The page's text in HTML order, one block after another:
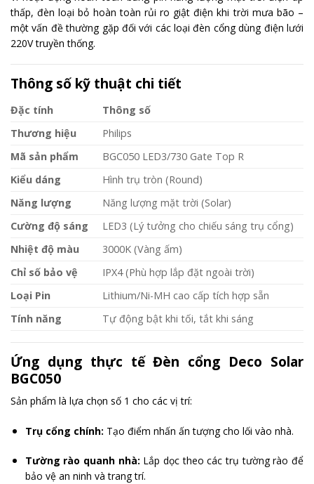
thấp, đèn loại bỏ hoàn toàn rủi ro giật điện khi trời mưa bão –
một vấn đề thường gặp đối với các loại đèn cổng dùng điện lưới
220V truyền thống.
Thông số kỹ thuật chi tiết
Đặc tính
Thông số
Thương hiệu
Philips
Mã sản phẩm
BGC050 LED3/730 Gate Top R
Kiểu dáng
Hình trụ tròn (Round)
Năng lượng
Năng lượng mặt trời (Solar)
Cường độ sáng
LED3 (Lý tưởng cho chiếu sáng trụ cổng)
Nhiệt độ màu
3000K (Vàng ấm)
Chỉ số bảo vệ
IPX4 (Phù hợp lắp đặt ngoài trời)
Loại Pin
Lithium/Ni-MH cao cấp tích hợp sẵn
Tính năng
Tự động bật khi tối, tắt khi sáng
Ứng dụng thực tế Đèn cổng Deco Solar
BGC050
Sản phẩm là lựa chọn số 1 cho các vị trí:
Trụ cổng chính: Tạo điểm nhấn ấn tượng cho lối vào nhà.
Tường rào quanh nhà: Lắp dọc theo các trụ tường rào để
bảo vệ an ninh và trang trí.